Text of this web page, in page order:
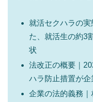
就活セクハラの
た、就活生の約3
状
法改正の概要｜
ハラ防止措置が
企業の法的義務｜